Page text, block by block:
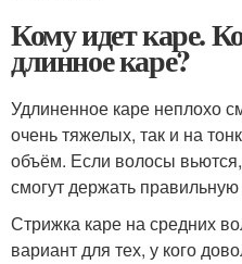
Кому идет каре.
длинное каре?
Удлиненное каре неплохо
очень тяжелых, так и на
объём. Если волосы
смогут держать
Стрижка каре на средних
вариант для тех, у кого